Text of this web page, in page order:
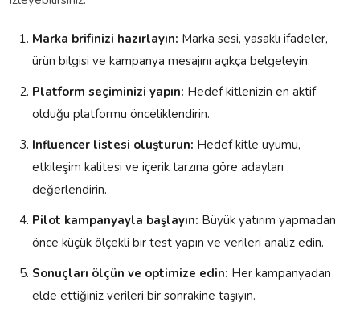
Marka brifinizi hazırlayın: Marka sesi, yasaklı ifadeler,
ürün bilgisi ve kampanya mesajını açıkça belgeleyin.
Platform seçiminizi yapın: Hedef kitlenizin en aktif
olduğu platformu önceliklendirin.
Influencer listesi oluşturun: Hedef kitle uyumu,
etkileşim kalitesi ve içerik tarzına göre adayları
değerlendirin.
Pilot kampanyayla başlayın: Büyük yatırım yapmadan
önce küçük ölçekli bir test yapın ve verileri analiz edin.
Sonuçları ölçün ve optimize edin: Her kampanyadan
elde ettiğiniz verileri bir sonrakine taşıyın.